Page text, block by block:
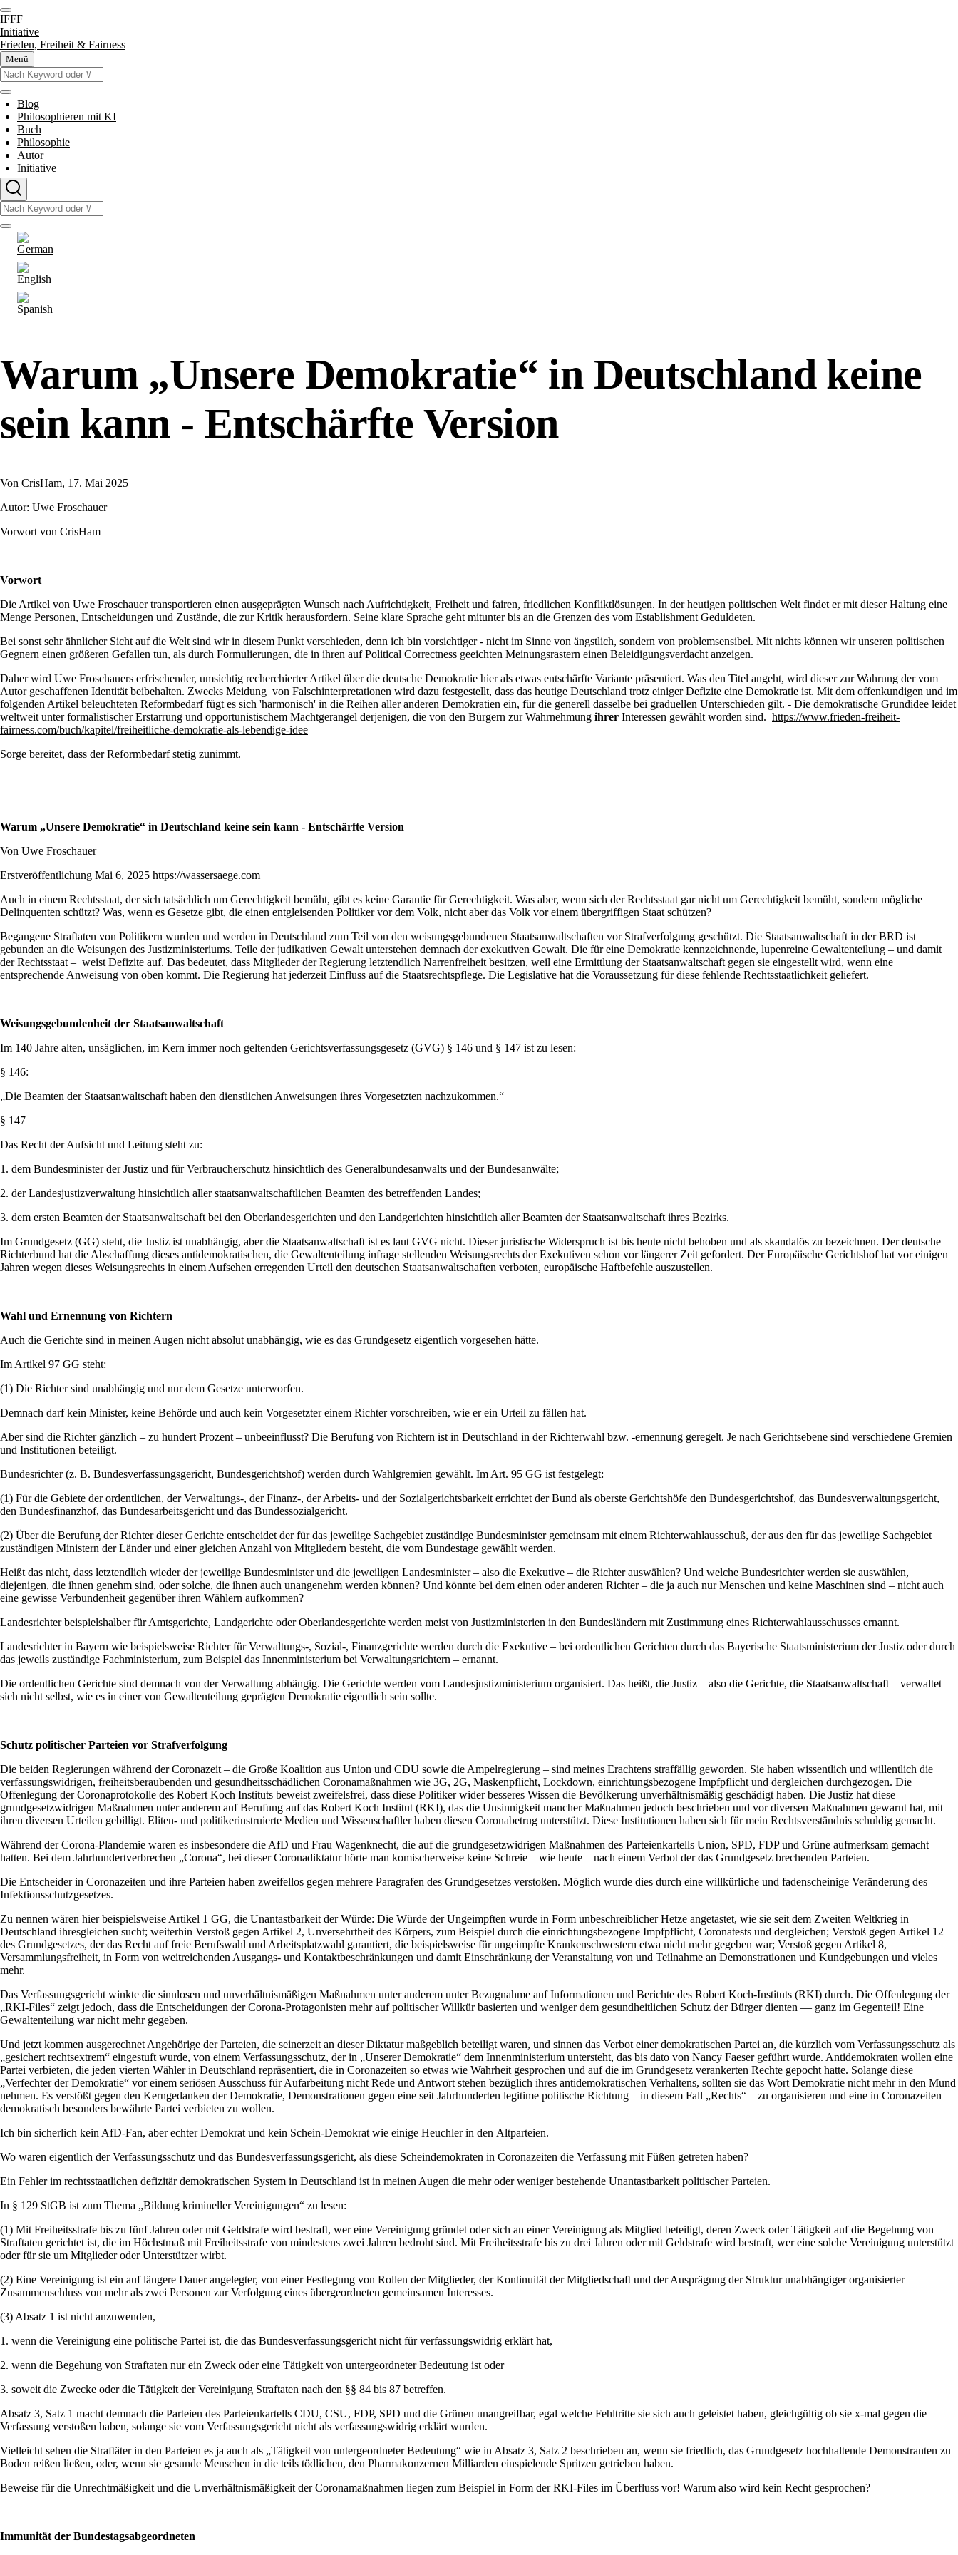
Direkt
zum
Inhalt
IFFF
Initiative
Frieden, Freiheit & Fairness
Menü
Suche
Suche
Main
navigation
Blog
Philosophieren mit KI
Buch
Philosophie
Autor
Initiative
Suche
Suche
Sprachumschalter
Warum „Unsere Demokratie“ in Deutschland keine
sein kann - Entschärfte Version
Von CrisHam, 17. Mai 2025
Autor: Uwe Froschauer
Vorwort von CrisHam
Vorwort
Die Artikel von Uwe Froschauer transportieren einen ausgeprägten Wunsch nach Aufrichtigkeit, Freiheit und fairen, friedlichen Konfliktlösungen. In der heutigen politischen Welt findet er mit dieser Haltung eine
Menge Personen, Entscheidungen und Zustände, die zur Kritik herausfordern. Seine klare Sprache geht mitunter bis an die Grenzen des vom Establishment Geduldeten.
Bei sonst sehr ähnlicher Sicht auf die Welt sind wir in diesem Punkt verschieden, denn ich bin vorsichtiger - nicht im Sinne von ängstlich, sondern von problemsensibel. Mit nichts können wir unseren politischen
Gegnern einen größeren Gefallen tun, als durch Formulierungen, die in ihren auf Political Correctness geeichten Meinungsrastern einen Beleidigungsverdacht anzeigen.
Daher wird Uwe Froschauers erfrischender, umsichtig recherchierter Artikel über die deutsche Demokratie hier als etwas entschärfte Variante präsentiert. Was den Titel angeht, wird dieser zur Wahrung der vom
Autor geschaffenen Identität beibehalten. Zwecks Meidung von Falschinterpretationen wird dazu festgestellt, dass das heutige Deutschland trotz einiger Defizite eine Demokratie ist. Mit dem offenkundigen und im
folgenden Artikel beleuchteten Reformbedarf fügt es sich 'harmonisch' in die Reihen aller anderen Demokratien ein, für die generell dasselbe bei graduellen Unterschieden gilt. - Die demokratische Grundidee leidet
weltweit unter formalistischer Erstarrung und opportunistischem Machtgerangel derjenigen, die von den Bürgern zur Wahrnehmung ihrer Interessen gewählt worden sind. https://www.frieden-freiheit-
fairness.com/buch/kapitel/freiheitliche-demokratie-als-lebendige-idee
Sorge bereitet, dass der Reformbedarf stetig zunimmt.
Warum „Unsere Demokratie“ in Deutschland keine sein kann - Entschärfte Version
Von Uwe Froschauer
Erstveröffentlichung Mai 6, 2025 https://wassersaege.com
Auch in einem Rechtsstaat, der sich tatsächlich um Gerechtigkeit bemüht, gibt es keine Garantie für Gerechtigkeit. Was aber, wenn sich der Rechtsstaat gar nicht um Gerechtigkeit bemüht, sondern mögliche
Delinquenten schützt? Was, wenn es Gesetze gibt, die einen entgleisenden Politiker vor dem Volk, nicht aber das Volk vor einem übergriffigen Staat schützen?
Begangene Straftaten von Politikern wurden und werden in Deutschland zum Teil von den weisungsgebundenen Staatsanwaltschaften vor Strafverfolgung geschützt. Die Staatsanwaltschaft in der BRD ist
gebunden an die Weisungen des Justizministeriums. Teile der judikativen Gewalt unterstehen demnach der exekutiven Gewalt. Die für eine Demokratie kennzeichnende, lupenreine Gewaltenteilung – und damit
der Rechtsstaat – weist Defizite auf. Das bedeutet, dass Mitglieder der Regierung letztendlich Narrenfreiheit besitzen, weil eine Ermittlung der Staatsanwaltschaft gegen sie eingestellt wird, wenn eine
entsprechende Anweisung von oben kommt. Die Regierung hat jederzeit Einfluss auf die Staatsrechtspflege. Die Legislative hat die Voraussetzung für diese fehlende Rechtsstaatlichkeit geliefert.
Weisungsgebundenheit der Staatsanwaltschaft
Im 140 Jahre alten, unsäglichen, im Kern immer noch geltenden Gerichtsverfassungsgesetz (GVG) § 146 und § 147 ist zu lesen:
§ 146:
„Die Beamten der Staatsanwaltschaft haben den dienstlichen Anweisungen ihres Vorgesetzten nachzukommen.“
§ 147
Das Recht der Aufsicht und Leitung steht zu:
1. dem Bundesminister der Justiz und für Verbraucherschutz hinsichtlich des Generalbundesanwalts und der Bundesanwälte;
2. der Landesjustizverwaltung hinsichtlich aller staatsanwaltschaftlichen Beamten des betreffenden Landes;
3. dem ersten Beamten der Staatsanwaltschaft bei den Oberlandesgerichten und den Landgerichten hinsichtlich aller Beamten der Staatsanwaltschaft ihres Bezirks.
Im Grundgesetz (GG) steht, die Justiz ist unabhängig, aber die Staatsanwaltschaft ist es laut GVG nicht. Dieser juristische Widerspruch ist bis heute nicht behoben und als skandalös zu bezeichnen. Der deutsche
Richterbund hat die Abschaffung dieses antidemokratischen, die Gewaltenteilung infrage stellenden Weisungsrechts der Exekutiven schon vor längerer Zeit gefordert. Der Europäische Gerichtshof hat vor einigen
Jahren wegen dieses Weisungsrechts in einem Aufsehen erregenden Urteil den deutschen Staatsanwaltschaften verboten, europäische Haftbefehle auszustellen.
Wahl und Ernennung von Richtern
Auch die Gerichte sind in meinen Augen nicht absolut unabhängig, wie es das Grundgesetz eigentlich vorgesehen hätte.
Im Artikel 97 GG steht:
(1) Die Richter sind unabhängig und nur dem Gesetze unterworfen.
Demnach darf kein Minister, keine Behörde und auch kein Vorgesetzter einem Richter vorschreiben, wie er ein Urteil zu fällen hat.
Aber sind die Richter gänzlich – zu hundert Prozent – unbeeinflusst? Die Berufung von Richtern ist in Deutschland in der Richterwahl bzw. -ernennung geregelt. Je nach Gerichtsebene sind verschiedene Gremien
und Institutionen beteiligt.
Bundesrichter (z. B. Bundesverfassungsgericht, Bundesgerichtshof) werden durch Wahlgremien gewählt. Im Art. 95 GG ist festgelegt:
(1) Für die Gebiete der ordentlichen, der Verwaltungs-, der Finanz-, der Arbeits- und der Sozialgerichtsbarkeit errichtet der Bund als oberste Gerichtshöfe den Bundesgerichtshof, das Bundesverwaltungsgericht,
den Bundesfinanzhof, das Bundesarbeitsgericht und das Bundessozialgericht.
(2) Über die Berufung der Richter dieser Gerichte entscheidet der für das jeweilige Sachgebiet zuständige Bundesminister gemeinsam mit einem Richterwahlausschuß, der aus den für das jeweilige Sachgebiet
zuständigen Ministern der Länder und einer gleichen Anzahl von Mitgliedern besteht, die vom Bundestage gewählt werden.
Heißt das nicht, dass letztendlich wieder der jeweilige Bundesminister und die jeweiligen Landesminister – also die Exekutive – die Richter auswählen? Und welche Bundesrichter werden sie auswählen,
diejenigen, die ihnen genehm sind, oder solche, die ihnen auch unangenehm werden können? Und könnte bei dem einen oder anderen Richter – die ja auch nur Menschen und keine Maschinen sind – nicht auch
eine gewisse Verbundenheit gegenüber ihren Wählern aufkommen?
Landesrichter beispielshalber für Amtsgerichte, Landgerichte oder Oberlandesgerichte werden meist von Justizministerien in den Bundesländern mit Zustimmung eines Richterwahlausschusses ernannt.
Landesrichter in Bayern wie beispielsweise Richter für Verwaltungs-, Sozial-, Finanzgerichte werden durch die Exekutive – bei ordentlichen Gerichten durch das Bayerische Staatsministerium der Justiz oder durch
das jeweils zuständige Fachministerium, zum Beispiel das Innenministerium bei Verwaltungsrichtern – ernannt.
Die ordentlichen Gerichte sind demnach von der Verwaltung abhängig. Die Gerichte werden vom Landesjustizministerium organisiert. Das heißt, die Justiz – also die Gerichte, die Staatsanwaltschaft – verwaltet
sich nicht selbst, wie es in einer von Gewaltenteilung geprägten Demokratie eigentlich sein sollte.
Schutz politischer Parteien vor Strafverfolgung
Die beiden Regierungen während der Coronazeit – die Große Koalition aus Union und CDU sowie die Ampelregierung – sind meines Erachtens straffällig geworden. Sie haben wissentlich und willentlich die
verfassungswidrigen, freiheitsberaubenden und gesundheitsschädlichen Coronamaßnahmen wie 3G, 2G, Maskenpflicht, Lockdown, einrichtungsbezogene Impfpflicht und dergleichen durchgezogen. Die
Offenlegung der Coronaprotokolle des Robert Koch Instituts beweist zweifelsfrei, dass diese Politiker wider besseres Wissen die Bevölkerung unverhältnismäßig geschädigt haben. Die Justiz hat diese
grundgesetzwidrigen Maßnahmen unter anderem auf Berufung auf das Robert Koch Institut (RKI), das die Unsinnigkeit mancher Maßnahmen jedoch beschrieben und vor diversen Maßnahmen gewarnt hat, mit
ihren diversen Urteilen gebilligt. Eliten- und politikerinstruierte Medien und Wissenschaftler haben diesen Coronabetrug unterstützt. Diese Institutionen haben sich für mein Rechtsverständnis schuldig gemacht.
Während der Corona-Plandemie waren es insbesondere die AfD und Frau Wagenknecht, die auf die grundgesetzwidrigen Maßnahmen des Parteienkartells Union, SPD, FDP und Grüne aufmerksam gemacht
hatten. Bei dem Jahrhundertverbrechen „Corona“, bei dieser Coronadiktatur hörte man komischerweise keine Schreie – wie heute – nach einem Verbot der das Grundgesetz brechenden Parteien.
Die Entscheider in Coronazeiten und ihre Parteien haben zweifellos gegen mehrere Paragrafen des Grundgesetzes verstoßen. Möglich wurde dies durch eine willkürliche und fadenscheinige Veränderung des
Infektionsschutzgesetzes.
Zu nennen wären hier beispielsweise Artikel 1 GG, die Unantastbarkeit der Würde: Die Würde der Ungeimpften wurde in Form unbeschreiblicher Hetze angetastet, wie sie seit dem Zweiten Weltkrieg in
Deutschland ihresgleichen sucht; weiterhin Verstoß gegen Artikel 2, Unversehrtheit des Körpers, zum Beispiel durch die einrichtungsbezogene Impfpflicht, Coronatests und dergleichen; Verstoß gegen Artikel 12
des Grundgesetzes, der das Recht auf freie Berufswahl und Arbeitsplatzwahl garantiert, die beispielsweise für ungeimpfte Krankenschwestern etwa nicht mehr gegeben war; Verstoß gegen Artikel 8,
Versammlungsfreiheit, in Form von weitreichenden Ausgangs- und Kontaktbeschränkungen und damit Einschränkung der Veranstaltung von und Teilnahme an Demonstrationen und Kundgebungen und vieles
mehr.
Das Verfassungsgericht winkte die sinnlosen und unverhältnismäßigen Maßnahmen unter anderem unter Bezugnahme auf Informationen und Berichte des Robert Koch-Instituts (RKI) durch. Die Offenlegung der
„RKI-Files“ zeigt jedoch, dass die Entscheidungen der Corona-Protagonisten mehr auf politischer Willkür basierten und weniger dem gesundheitlichen Schutz der Bürger dienten — ganz im Gegenteil! Eine
Gewaltenteilung war nicht mehr gegeben.
Und jetzt kommen ausgerechnet Angehörige der Parteien, die seinerzeit an dieser Diktatur maßgeblich beteiligt waren, und sinnen das Verbot einer demokratischen Partei an, die kürzlich vom Verfassungsschutz als
„gesichert rechtsextrem“ eingestuft wurde, von einem Verfassungsschutz, der in „Unserer Demokratie“ dem Innenministerium untersteht, das bis dato von Nancy Faeser geführt wurde. Antidemokraten wollen eine
Partei verbieten, die jeden vierten Wähler in Deutschland repräsentiert, die in Coronazeiten so etwas wie Wahrheit gesprochen und auf die im Grundgesetz verankerten Rechte gepocht hatte. Solange diese
„Verfechter der Demokratie“ vor einem seriösen Ausschuss für Aufarbeitung nicht Rede und Antwort stehen bezüglich ihres antidemokratischen Verhaltens, sollten sie das Wort Demokratie nicht mehr in den Mund
nehmen. Es verstößt gegen den Kerngedanken der Demokratie, Demonstrationen gegen eine seit Jahrhunderten legitime politische Richtung – in diesem Fall „Rechts“ – zu organisieren und eine in Coronazeiten
demokratisch besonders bewährte Partei verbieten zu wollen.
Ich bin sicherlich kein AfD-Fan, aber echter Demokrat und kein Schein-Demokrat wie einige Heuchler in den Altparteien.
Wo waren eigentlich der Verfassungsschutz und das Bundesverfassungsgericht, als diese Scheindemokraten in Coronazeiten die Verfassung mit Füßen getreten haben?
Ein Fehler im rechtsstaatlichen defizitär demokratischen System in Deutschland ist in meinen Augen die mehr oder weniger bestehende Unantastbarkeit politischer Parteien.
In § 129 StGB ist zum Thema „Bildung krimineller Vereinigungen“ zu lesen:
(1) Mit Freiheitsstrafe bis zu fünf Jahren oder mit Geldstrafe wird bestraft, wer eine Vereinigung gründet oder sich an einer Vereinigung als Mitglied beteiligt, deren Zweck oder Tätigkeit auf die Begehung von
Straftaten gerichtet ist, die im Höchstmaß mit Freiheitsstrafe von mindestens zwei Jahren bedroht sind. Mit Freiheitsstrafe bis zu drei Jahren oder mit Geldstrafe wird bestraft, wer eine solche Vereinigung unterstützt
oder für sie um Mitglieder oder Unterstützer wirbt.
(2) Eine Vereinigung ist ein auf längere Dauer angelegter, von einer Festlegung von Rollen der Mitglieder, der Kontinuität der Mitgliedschaft und der Ausprägung der Struktur unabhängiger organisierter
Zusammenschluss von mehr als zwei Personen zur Verfolgung eines übergeordneten gemeinsamen Interesses.
(3) Absatz 1 ist nicht anzuwenden,
1. wenn die Vereinigung eine politische Partei ist, die das Bundesverfassungsgericht nicht für verfassungswidrig erklärt hat,
2. wenn die Begehung von Straftaten nur ein Zweck oder eine Tätigkeit von untergeordneter Bedeutung ist oder
3. soweit die Zwecke oder die Tätigkeit der Vereinigung Straftaten nach den §§ 84 bis 87 betreffen.
Absatz 3, Satz 1 macht demnach die Parteien des Parteienkartells CDU, CSU, FDP, SPD und die Grünen unangreifbar, egal welche Fehltritte sie sich auch geleistet haben, gleichgültig ob sie x-mal gegen die
Verfassung verstoßen haben, solange sie vom Verfassungsgericht nicht als verfassungswidrig erklärt wurden.
Vielleicht sehen die Straftäter in den Parteien es ja auch als „Tätigkeit von untergeordneter Bedeutung“ wie in Absatz 3, Satz 2 beschrieben an, wenn sie friedlich, das Grundgesetz hochhaltende Demonstranten zu
Boden reißen ließen, oder, wenn sie gesunde Menschen in die teils tödlichen, den Pharmakonzernen Milliarden einspielende Spritzen getrieben haben.
Beweise für die Unrechtmäßigkeit und die Unverhältnismäßigkeit der Coronamaßnahmen liegen zum Beispiel in Form der RKI-Files im Überfluss vor! Warum also wird kein Recht gesprochen?
Immunität der Bundestagsabgeordneten